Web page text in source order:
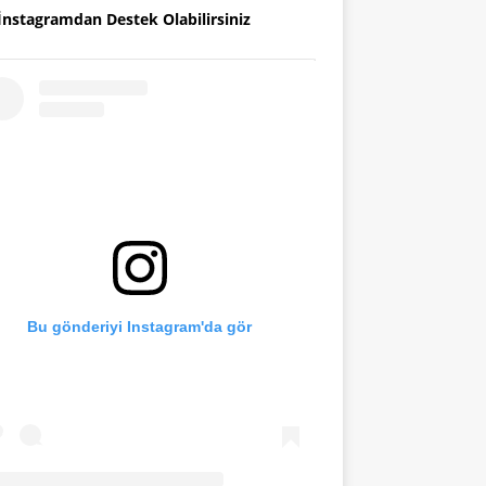
Destek Olabilirsiniz
Bu gönderiyi Instagram'da gör